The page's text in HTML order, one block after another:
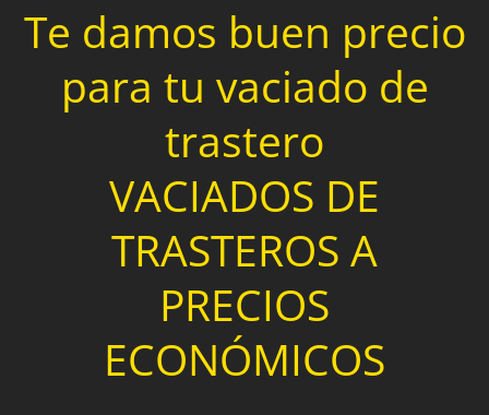
Te damos buen precio
para tu vaciado de
trastero
VACIADOS DE
TRASTEROS A
PRECIOS
ECONÓMICOS